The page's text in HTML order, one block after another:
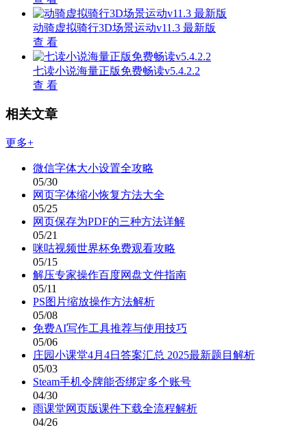
动骑虚拟骑行3D场景运动v11.3 最新版
查 看
七读小说海量正版免费畅读v5.4.2.2
查 看
相关文章
更多+
微信字体大小设置全攻略
05/30
网页字体缩小恢复方法大全
05/25
网页保存为PDF的三种方法详解
05/21
咪咕视频世界杯免费观看攻略
05/15
解压专家操作百度网盘文件指南
05/11
PS图片缩放操作方法解析
05/08
免费AI写作工具推荐与使用技巧
05/06
庄园小课堂4月4日答案汇总 2025最新题目解析
05/03
Steam手机令牌能否绑定多个账号
04/30
雨课堂网页版课件下载全流程解析
04/26